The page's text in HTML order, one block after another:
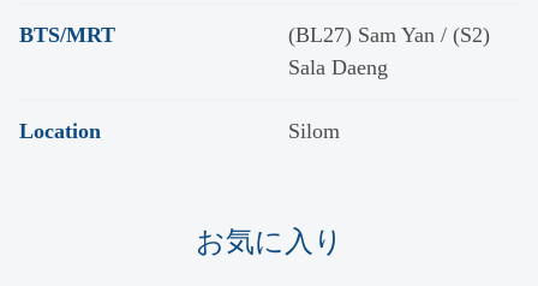
BTS/MRT
(BL27) Sam Yan / (S2)
Sala Daeng
Location Silom
お気に入り